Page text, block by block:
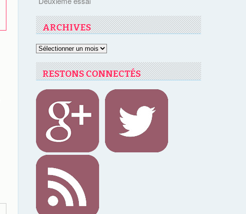
ARCHIVES
Archives
RESTONS CONNECTÉS